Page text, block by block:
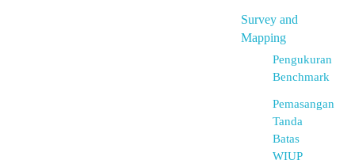
Survey and
Mapping
Pengukuran
Benchmark
Pemasangan
Tanda
Batas
WIUP